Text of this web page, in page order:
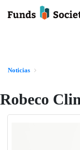
Noticias
Robeco